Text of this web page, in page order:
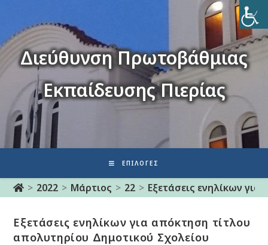
Διεύθυνση Πρωτοβάθμιας
Εκπαίδευσης Πιερίας
ΕΠΙΛΟΓΈΣ
> 2022 > Μάρτιος > 22 > Eξετάσεις ενηλίκων
Eξετάσεις ενηλίκων για απόκτηση τίτλου
απολυτηρίου Δημοτικού Σχολείου